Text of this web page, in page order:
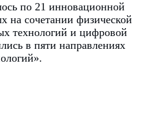
по 21 инновационной
на сочетании физической
технологий и цифровой
в пяти направлениях